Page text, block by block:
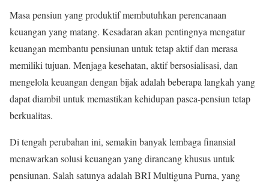
Masa pensiun yang produktif membutuhkan perencanaan
keuangan yang matang. Kesadaran akan pentingnya mengatur
keuangan membantu pensiunan untuk tetap aktif dan merasa
memiliki tujuan. Menjaga kesehatan, aktif bersosialisasi, dan
mengelola keuangan dengan bijak adalah beberapa langkah yang
dapat diambil untuk memastikan kehidupan pasca-pensiun tetap
berkualitas.
Di tengah perubahan ini, semakin banyak lembaga finansial
menawarkan solusi keuangan yang dirancang khusus untuk
pensiunan. Salah satunya adalah BRI Multiguna Purna, yang